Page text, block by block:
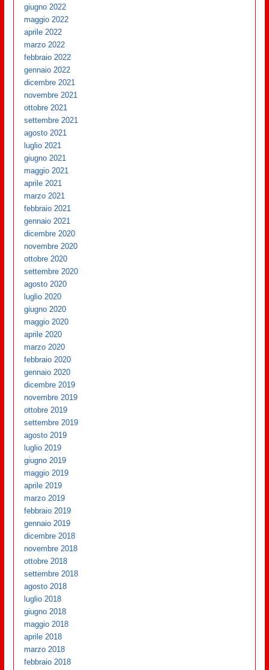
giugno 2022
maggio 2022
aprile 2022
marzo 2022
febbraio 2022
gennaio 2022
dicembre 2021
novembre 2021
ottobre 2021
settembre 2021
agosto 2021
luglio 2021
giugno 2021
maggio 2021
aprile 2021
marzo 2021
febbraio 2021
gennaio 2021
dicembre 2020
novembre 2020
ottobre 2020
settembre 2020
agosto 2020
luglio 2020
giugno 2020
maggio 2020
aprile 2020
marzo 2020
febbraio 2020
gennaio 2020
dicembre 2019
novembre 2019
ottobre 2019
settembre 2019
agosto 2019
luglio 2019
giugno 2019
maggio 2019
aprile 2019
marzo 2019
febbraio 2019
gennaio 2019
dicembre 2018
novembre 2018
ottobre 2018
settembre 2018
agosto 2018
luglio 2018
giugno 2018
maggio 2018
aprile 2018
marzo 2018
febbraio 2018